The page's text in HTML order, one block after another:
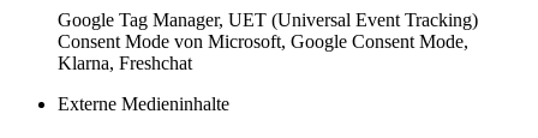
Google Tag Manager, UET (Universal Event Tracking)
Consent Mode von Microsoft, Google Consent Mode,
Klarna, Freshchat
Externe Medieninhalte